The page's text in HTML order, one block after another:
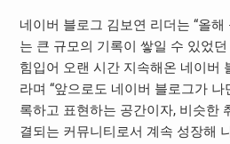
네이버 블로그 김보연 리더는 “올
는 큰 규모의 기록이 쌓일 수 있었
힘입어 오랜 시간 지속해온 네이버
라며 “앞으로도 네이버 블로그가 나
록하고 표현하는 공간이자, 비슷한
결되는 커뮤니티로서 계속 성장해